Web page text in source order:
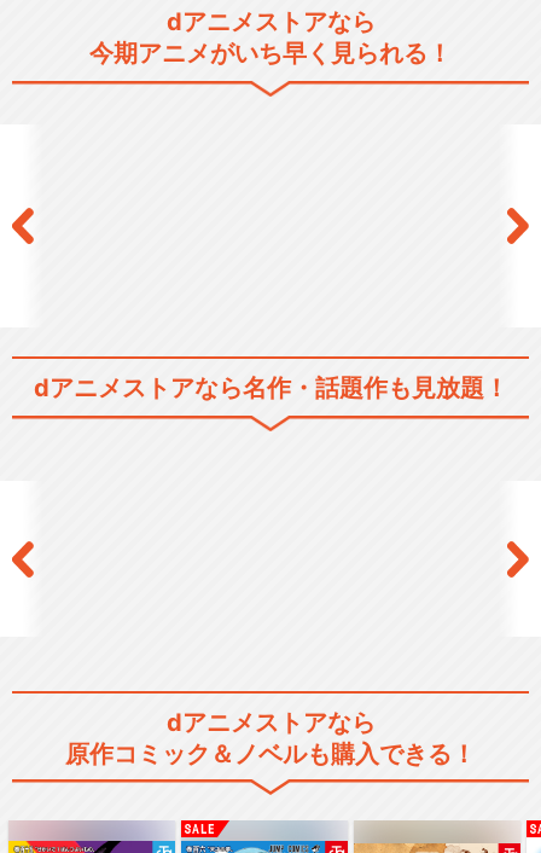
短編人形アニメーション こ
dアニメストアなら
今期アニメがいち早く見られる！
dアニメストアなら名作・話題作も見放題！
dアニメストアなら
原作コミック＆ノベルも購入できる！